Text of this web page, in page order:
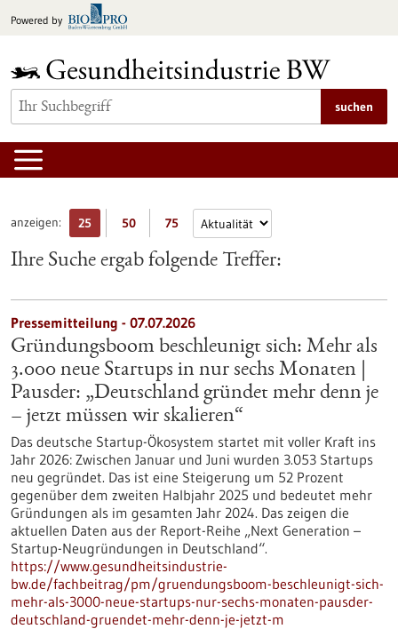
Inhalt
Powered by
suchen
anzeigen: 25 50 75
Ihre Suche ergab folgende Treffer:
Pressemitteilung - 07.07.2026
Gründungsboom beschleunigt sich: Mehr als
3.000 neue Startups in nur sechs Monaten |
Pausder: „Deutschland gründet mehr denn je
– jetzt müssen wir skalieren“
Das deutsche Startup-Ökosystem startet mit voller Kraft ins
Jahr 2026: Zwischen Januar und Juni wurden 3.053 Startups
neu gegründet. Das ist eine Steigerung um 52 Prozent
gegenüber dem zweiten Halbjahr 2025 und bedeutet mehr
Gründungen als im gesamten Jahr 2024. Das zeigen die
aktuellen Daten aus der Report-Reihe „Next Generation –
Startup-Neugründungen in Deutschland“.
https://www.gesundheitsindustrie-
bw.de/fachbeitrag/pm/gruendungsboom-beschleunigt-sich-
mehr-als-3000-neue-startups-nur-sechs-monaten-pausder-
deutschland-gruendet-mehr-denn-je-jetzt-m